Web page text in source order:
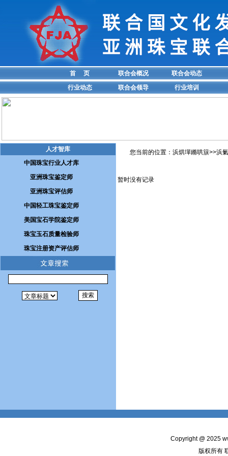
首 页 联合会概况 联合会动态
行业动态
联合会领导 行业培训
人才智库
中国珠宝行业人才库
亚洲珠宝鉴定师
亚洲珠宝评估师
中国轻工珠宝鉴定师
美国宝石学院鉴定师
珠宝玉石质量检验师
珠宝注册资产评估师
您当前的位置：浜烘墠鏅哄簱>>浜
暂时没有记录
Copyright @ 2025
版权所有